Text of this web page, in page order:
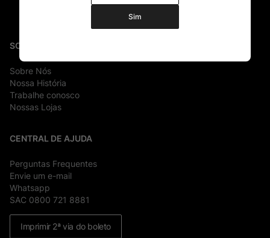
SOBRE
Sobre Nós
Nossa História
Trabalhe conosco
Nossas Lojas
CENTRAL DE AJUDA
Perguntas Frequentes
Envie um e-mail
Whatsapp
SAC 0800 721 8881
Imprimir 2ª via do boleto
Sim